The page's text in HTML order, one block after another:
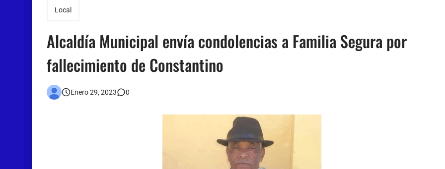
Local
Alcaldía Municipal envía condolencias a Familia Segura por
fallecimiento de Constantino
Enero 29, 2023 0